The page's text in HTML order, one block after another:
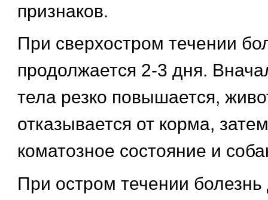
признаков.
При сверхостром течении
продолжается 2-3 дня.
тела резко повышается,
отказывается от корма,
коматозное состояние и
При остром течении болезнь